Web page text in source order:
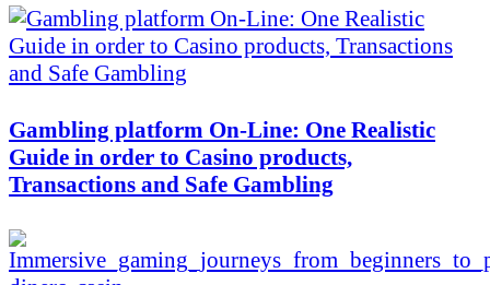
Gambling platform On-Line: One Realistic
Guide in order to Casino products,
Transactions and Safe Gambling